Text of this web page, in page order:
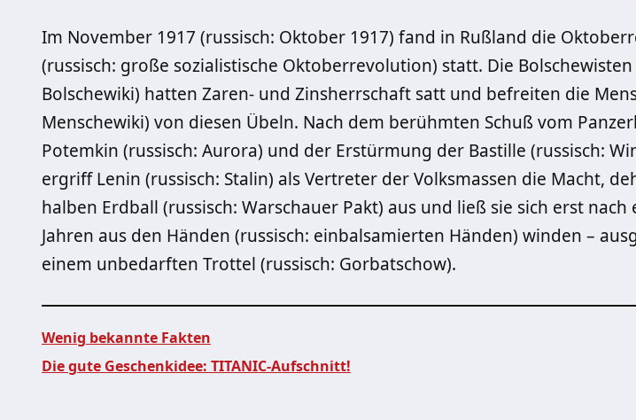
Im November 1917 (russisch: Oktober 1917) fand in Rußland die
(russisch: große sozialistische Oktoberrevolution) statt. Die Bolschewisten
Bolschewiki) hatten Zaren- und Zinsherrschaft satt und befreiten die
Menschewiki) von diesen Übeln. Nach dem berühmten Schuß vom
Potemkin (russisch: Aurora) und der Erstürmung der Bastille (russisch:
ergriff Lenin (russisch: Stalin) als Vertreter der Volksmassen die Macht,
halben Erdball (russisch: Warschauer Pakt) aus und ließ sie sich erst nach
Jahren aus den Händen (russisch: einbalsamierten Händen) winden –
einem unbedarften Trottel (russisch: Gorbatschow).
Wenig bekannte Fakten
Die gute Geschenkidee: TITANIC-Aufschnitt!